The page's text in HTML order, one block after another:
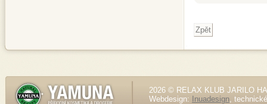
2026 © RELAX KLUB JARILO
Webdesign: Inuadesign ,